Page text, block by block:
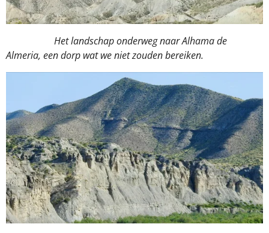
Het landschap onderweg naar Alhama de
Almeria, een dorp wat we niet zouden bereiken.